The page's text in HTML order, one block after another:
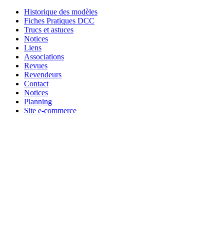
Historique des modèles
Fiches Pratiques DCC
Trucs et astuces
Notices
Liens
Associations
Revues
Revendeurs
Contact
Notices
Planning
Site e-commerce